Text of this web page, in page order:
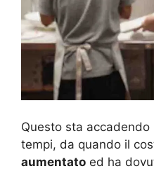
Questo sta
tempi, da quando il
aumentato ed ha